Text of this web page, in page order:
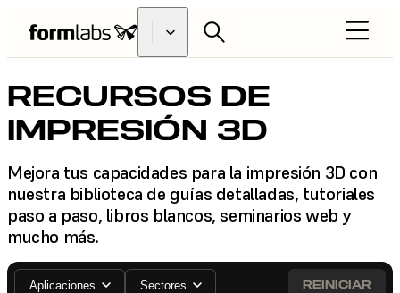
RECURSOS DE
IMPRESIÓN 3D
Mejora tus capacidades para la impresión 3D con
nuestra biblioteca de guías detalladas, tutoriales
paso a paso, libros blancos, seminarios web y
mucho más.
Aplicaciones Sectores REINICIAR